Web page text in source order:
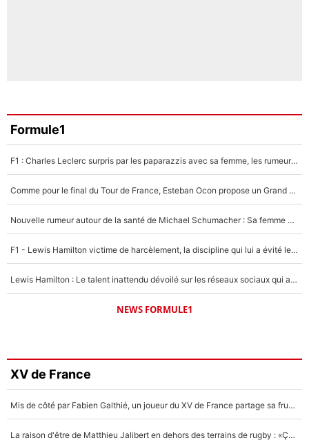
Formule1
F1 : Charles Leclerc surpris par les paparazzis avec sa femme, les rumeurs étaient vraies !
Comme pour le final du Tour de France, Esteban Ocon propose un Grand Prix de Formule 1 à Paris : «Autour de l’Arc de Triomphe, ce serait génial» !
Nouvelle rumeur autour de la santé de Michael Schumacher : Sa femme Corinna sort du silence
F1 - Lewis Hamilton victime de harcèlement, la discipline qui lui a évité le pire : «J'aurais probablement mal tourné»
Lewis Hamilton : Le talent inattendu dévoilé sur les réseaux sociaux qui a impressionné Kim Kardashian pendant leurs vacances en amoureux !
NEWS FORMULE1
XV de France
Mis de côté par Fabien Galthié, un joueur du XV de France partage sa frustration : «ils ne me l’ont pas dit tout de suite»
La raison d'être de Matthieu Jalibert en dehors des terrains de rugby : «Ça m'atteint autant que si tu touches à un membre de ma famille»